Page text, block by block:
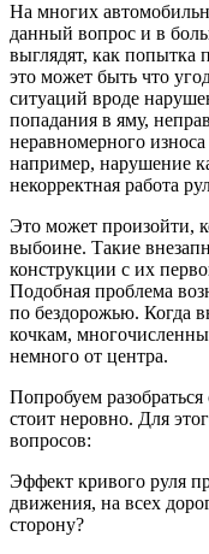
На многих
данный вопрос и в
выглядят, как попытка
это может быть что
ситуаций вроде
попадания в яму,
неравномерного
например, нарушение
некорректная работа
Это может произойти,
выбоине. Такие
конструкции с их
Подобная проблема
по бездорожью. Когда
кочкам,
немного от центра.
Попробуем
стоит неровно. Для
вопросов:
Эффект кривого руля
движения, на всех
сторону?